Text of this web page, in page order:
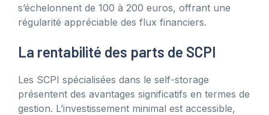
s’échelonnent de 100 à 200 euros, offrant une
régularité appréciable des flux financiers.
La rentabilité des parts de SCPI
Les SCPI spécialisées dans le self-storage
présentent des avantages significatifs en termes de
gestion. L’investissement minimal est accessible,